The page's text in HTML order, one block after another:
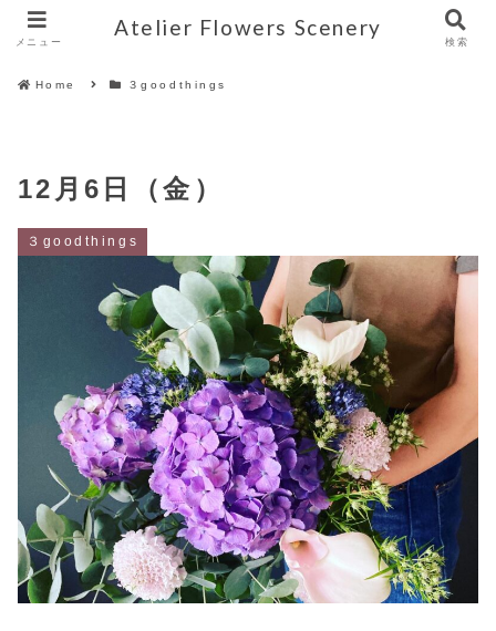
Home ３goodthings
12月6日（金）
３goodthings
メニュー
Atelier Flowers Scenery
検索